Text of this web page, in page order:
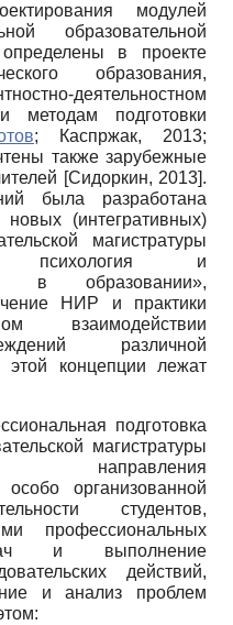
модулей
образовательной
в проекте
образования,
деятельностном
подготовки
; Каспржак, 2013;
также зарубежные
[Сидоркин, 2013].
была разработана
новых (интегративных)
магистратуры
психология и
в образовании»,
НИР и практики
взаимодействии
различной
этой концепции лежат
подготовка
магистратуры
направления
организованной
студентов,
профессиональных
и выполнение
действий,
и анализ проблем